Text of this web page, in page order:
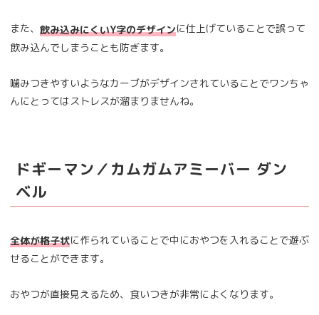
また、 飲み込みにくいY字のデザインに仕上げていることで誤って
飲み込んでしまうことも防ぎます。
噛みつきやすいようなカーブがデザインされていることでワンちゃ
んにとってはストレスが溜まりませんね。
ドギーマン／カムガムアミーバー ダン
ベル
全体が格子状に作られていることで中におやつを入れることで遊ぶ
せることができます。
おやつが直接見えるため、食いつきが非常によくなります。